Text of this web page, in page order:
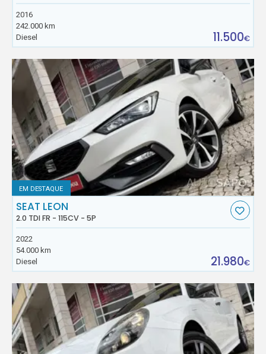
2016
242.000 km
Diesel
11.500€
EM DESTAQUE
SEAT LEON
2.0 TDI FR - 115CV - 5P
2022
54.000 km
Diesel
21.980€